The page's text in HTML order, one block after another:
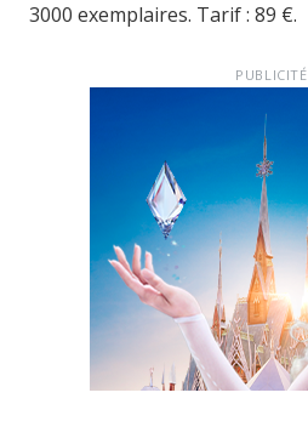
3000 exemplaires. Tarif : 89 €.
PUBLICITÉ